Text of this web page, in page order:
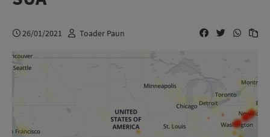
26/01/2021 Toader Paun